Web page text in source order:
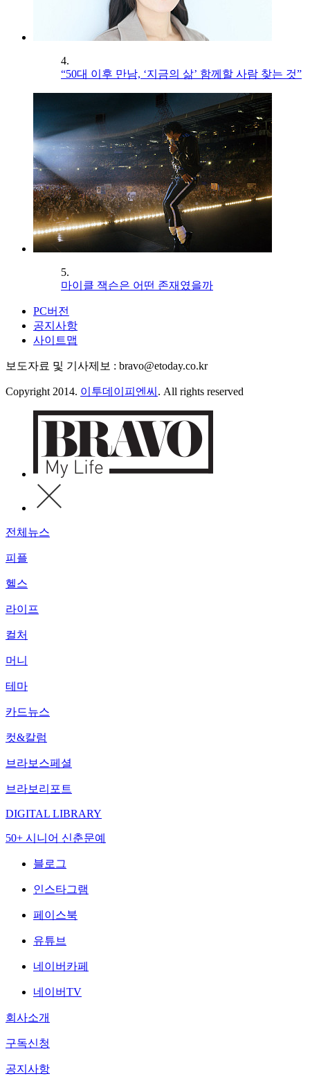
4.
“50대 이후 만남, ‘지금의 삶’ 함께할 사람 찾는 것”
5.
마이클 잭슨은 어떤 존재였을까
PC버전
공지사항
사이트맵
보도자료 및 기사제보 : bravo@etoday.co.kr
Copyright 2014. 이투데이피엔씨 . All rights reserved
전체뉴스
피플
헬스
라이프
컬처
머니
테마
카드뉴스
컷&칼럼
브라보스페셜
브라보리포트
DIGITAL LIBRARY
50+ 시니어 신춘문예
블로그
인스타그램
페이스북
유튜브
네이버카페
네이버TV
회사소개
구독신청
공지사항